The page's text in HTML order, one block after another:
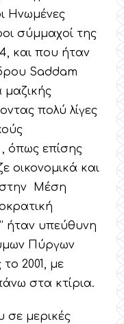
Ηνωμένες
σύμμαχοί της
και που ήταν
Saddam
μαζικής
πολύ λίγες
όπως επίσης
οικονομικά και
Μέση
ήταν υπεύθυνη
Πύργων
2001, με
στα κτίρια.
σε μερικές